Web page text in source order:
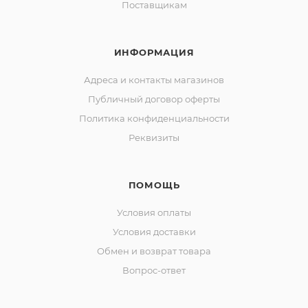
Поставщикам
ИНФОРМАЦИЯ
Адреса и контакты магазинов
Публичный договор оферты
Политика конфиденциальности
Реквизиты
ПОМОЩЬ
Условия оплаты
Условия доставки
Обмен и возврат товара
Вопрос-ответ